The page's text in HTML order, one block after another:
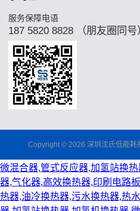
服务保障电语
187 5820 8828 （朋友圈同号
Copyright © 2026 深圳沈氏低能耗
微混合器,管式反应器,加氢站换
器,气化器,高效换热器,印刷电路
热器,油冷换热器,污水换热器,热